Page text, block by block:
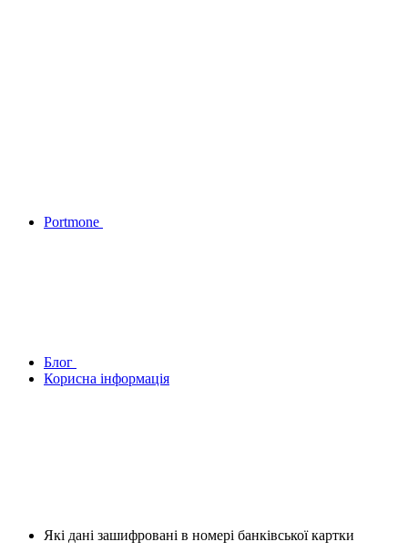
Portmone
Блог
Корисна інформація
Які дані зашифровані в номері банківської картки